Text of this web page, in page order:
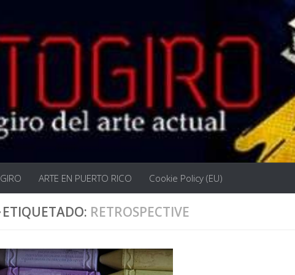
ARTE EN PUERTO RICO Cookie Policy (EU)
ETIQUETADO: RETROSPECTIVE